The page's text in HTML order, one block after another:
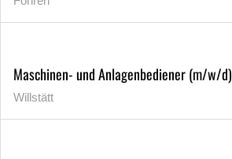
Maschinen- und Anlagenbediener (m/w/d)
Willstätt